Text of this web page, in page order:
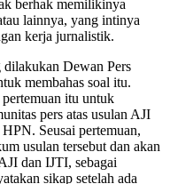
berhak memilikinya
lainnya, yang intinya
kerja jurnalistik.
Dewan Pers
membahas soal itu.
itu untuk
pers atas usulan AJI
Seusai pertemuan,
usulan tersebut dan akan
dan IJTI, sebagai
sikap setelah ada